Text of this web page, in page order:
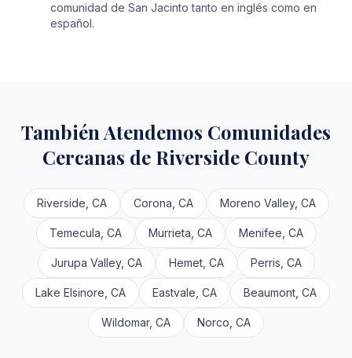
comunidad de San Jacinto tanto en inglés como en
español.
También Atendemos Comunidades
Cercanas de Riverside County
Riverside, CA Corona, CA Moreno Valley, CA
Temecula, CA Murrieta, CA Menifee, CA
Jurupa Valley, CA Hemet, CA Perris, CA
Lake Elsinore, CA Eastvale, CA Beaumont, CA
Wildomar, CA Norco, CA